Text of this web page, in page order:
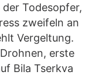
Todesopfer,
zweifeln an
Vergeltung.
erste
Bila Tserkva